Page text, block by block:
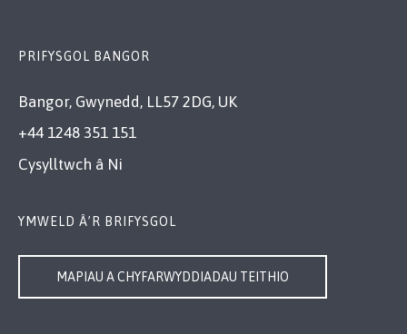
PRIFYSGOL BANGOR
Bangor, Gwynedd, LL57 2DG, UK
+44 1248 351 151
Cysylltwch â Ni
YMWELD Â’R BRIFYSGOL
MAPIAU A CHYFARWYDDIADAU TEITHIO